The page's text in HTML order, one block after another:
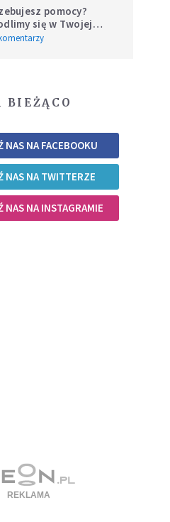
pomocy?
się w Twojej
BIEŻĄCO
NAS NA FACEBOOKU
NAS NA TWITTERZE
NAS NA INSTAGRAMIE